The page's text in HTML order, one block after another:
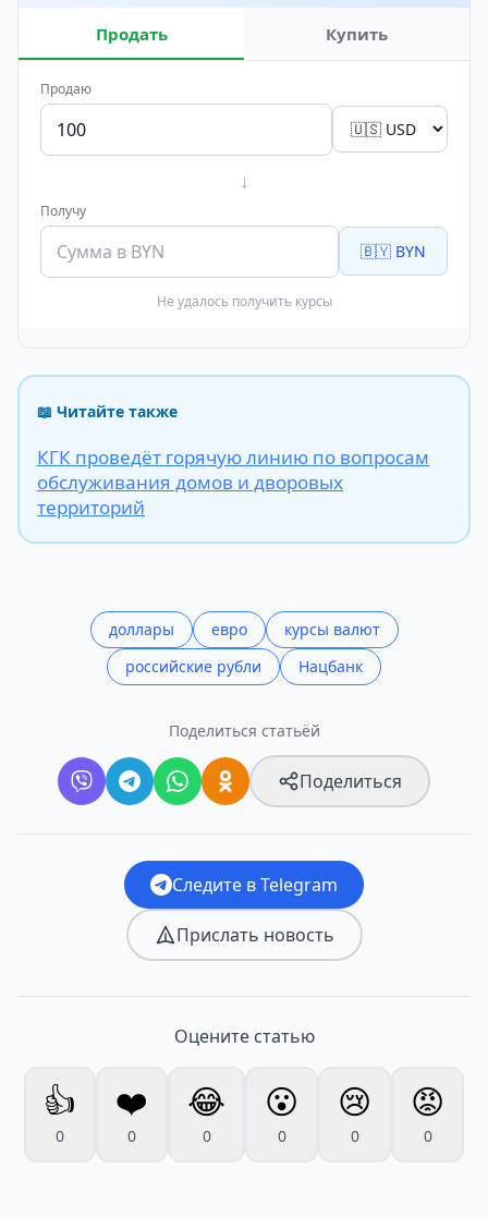
Продать Купить
Продаю
↓
Получу
🇧🇾 BYN
Не удалось получить курсы
📖 Читайте также
КГК проведёт горячую линию по вопросам
обслуживания домов и дворовых
территорий
доллары евро
курсы валют
российские рубли
Нацбанк
Поделиться статьёй
Поделиться
Следите в Telegram
Прислать новость
Оцените статью
👍
0
❤️
0
😂
0
😮
0
😢
0
😡
0